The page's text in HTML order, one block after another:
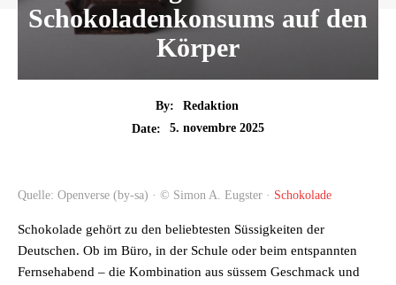
Schokoladenkonsums auf den
Körper
By:
Redaktion
Date:
5. novembre 2025
Quelle: Openverse (by-sa) · © Simon A. Eugster · Schokolade
Schokolade gehört zu den beliebtesten Süssigkeiten der
Deutschen. Ob im Büro, in der Schule oder beim entspannten
Fernsehabend – die Kombination aus süssem Geschmack und